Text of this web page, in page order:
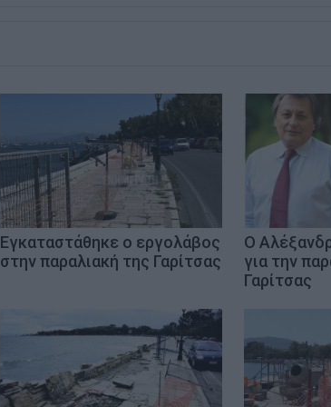
Εγκαταστάθηκε ο εργολάβος
στην παραλιακή της Γαρίτσας
Ο
για την
Γαρίτσας